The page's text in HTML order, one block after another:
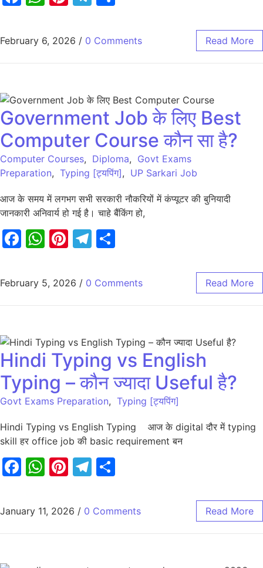
February 6, 2026 / 0 Comments Read More
Government Job के लिए Best
Computer Course कौन सा है?
Computer Courses, Diploma, Govt Exams
Preparation, Typing [ट्यपिंग], UP Sarkari Job
आज के समय में लगभग सभी सरकारी नौकरियों में कंप्यूटर की बुनियादी
जानकारी अनिवार्य हो गई है। चाहे बैंकिंग हो,
Facebook
WhatsApp
Pinterest
Telegram
February 5, 2026 / 0 Comments Read More
Hindi Typing vs English
Typing – कौन ज्यादा Useful है?
Govt Exams Preparation, Typing [ट्यपिंग]
Hindi Typing vs English Typing आज के digital दौर में typing
skill हर office job की basic requirement बन
Facebook
WhatsApp
Pinterest
Telegram
January 11, 2026 / 0 Comments Read More